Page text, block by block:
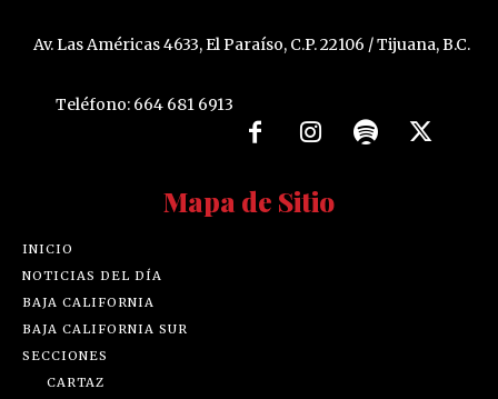
Av. Las Américas 4633, El Paraíso, C.P. 22106 / Tijuana, B.C.
Teléfono: 664 681 6913
Mapa de Sitio
INICIO
NOTICIAS DEL DÍA
BAJA CALIFORNIA
BAJA CALIFORNIA SUR
SECCIONES
CARTAZ